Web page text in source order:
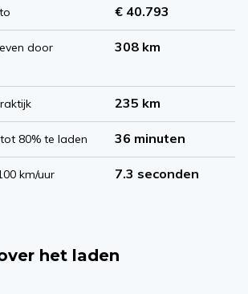
€ 40.793
door
308 km
235 km
80% te laden 36 minuten
km/uur 7.3 seconden
het laden